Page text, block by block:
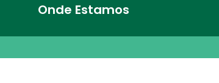
Onde Estamos